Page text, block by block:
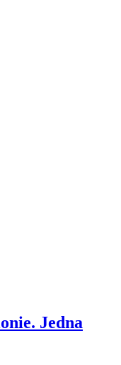
Jedna